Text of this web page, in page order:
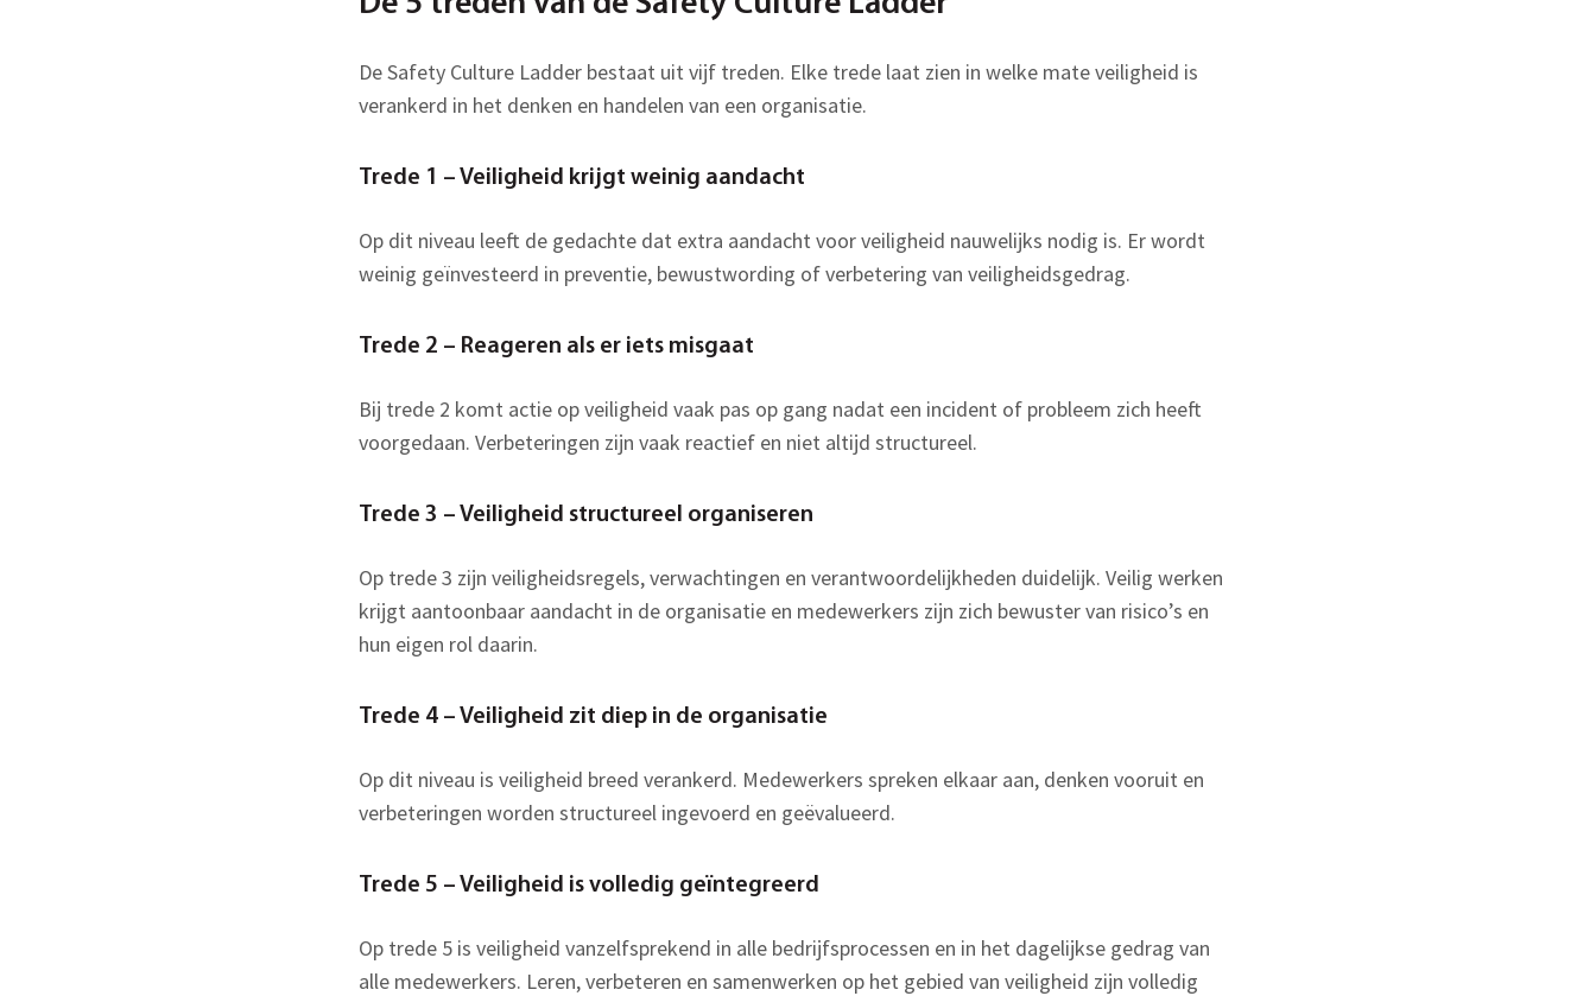
De Safety Culture Ladder bestaat uit vijf treden. Elke trede laat zien in welke mate veiligheid is
verankerd in het denken en handelen van een organisatie.
Trede 1 – Veiligheid krijgt weinig aandacht
Op dit niveau leeft de gedachte dat extra aandacht voor veiligheid nauwelijks nodig is. Er wordt
weinig geïnvesteerd in preventie, bewustwording of verbetering van veiligheidsgedrag.
Trede 2 – Reageren als er iets misgaat
Bij trede 2 komt actie op veiligheid vaak pas op gang nadat een incident of probleem zich heeft
voorgedaan. Verbeteringen zijn vaak reactief en niet altijd structureel.
Trede 3 – Veiligheid structureel organiseren
Op trede 3 zijn veiligheidsregels, verwachtingen en verantwoordelijkheden duidelijk. Veilig werken
krijgt aantoonbaar aandacht in de organisatie en medewerkers zijn zich bewuster van risico’s en
hun eigen rol daarin.
Trede 4 – Veiligheid zit diep in de organisatie
Op dit niveau is veiligheid breed verankerd. Medewerkers spreken elkaar aan, denken vooruit en
verbeteringen worden structureel ingevoerd en geëvalueerd.
Trede 5 – Veiligheid is volledig geïntegreerd
Op trede 5 is veiligheid vanzelfsprekend in alle bedrijfsprocessen en in het dagelijkse gedrag van
alle medewerkers. Leren, verbeteren en samenwerken op het gebied van veiligheid zijn volledig